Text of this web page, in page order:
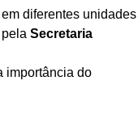
diferentes unidades
Secretaria
importância do